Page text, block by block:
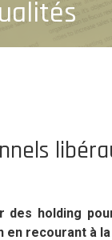
des holding
recourant à